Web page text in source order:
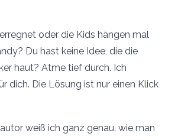
oder die Kids hängen mal
Du hast keine Idee, die die
haut? Atme tief durch. Ich
dich. Die Lösung ist nur einen Klick
weiß ich ganz genau, wie man